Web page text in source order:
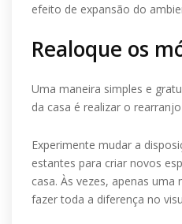
efeito de expansão do
Realoque os
Uma maneira simples e
da casa é realizar o
Experimente mudar a
estantes para criar novos
casa. Às vezes, apenas
fazer toda a diferença no